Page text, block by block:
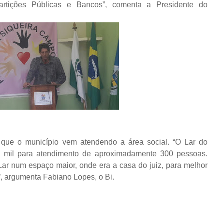
Públicas e Bancos”, comenta a Presidente do
o município vem atendendo a área social. “O Lar do
para atendimento de aproximadamente 300 pessoas.
num espaço maior, onde era a casa do juiz, para melhor
argumenta Fabiano Lopes, o Bi.